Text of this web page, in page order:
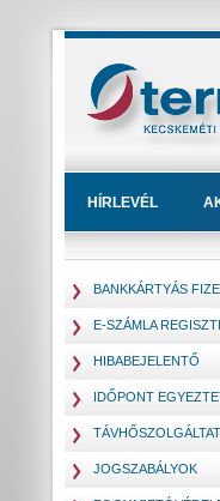
HÍRLEVÉL
BANKKÁRTYÁS
E-SZÁMLA
HIBABEJELENTŐ
IDŐPONT
JOGSZABÁLYOK